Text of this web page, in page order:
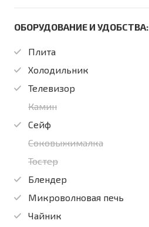
ОБОРУДОВАНИЕ И УДОБСТВА:
Плита
Холодильник
Телевизор
Камин
Сейф
Соковыжималка
Тостер
Блендер
Микроволновая печь
Чайник